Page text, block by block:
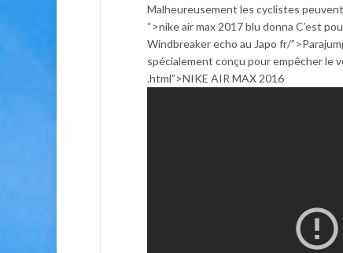
Malheureusement les cyclistes
“>nike air max 2017 blu donna C’est
Windbreaker echo au Japo fr/
spécialement conçu pour empêcher le
.html”>NIKE AIR MAX 2016